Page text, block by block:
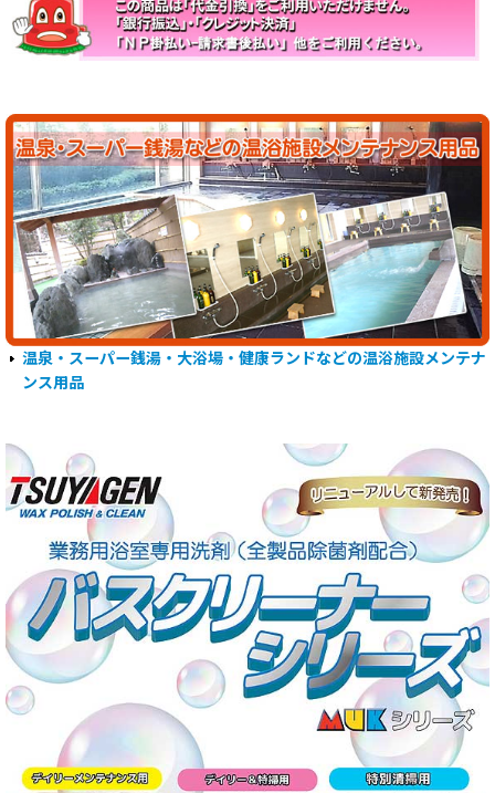
温泉・スーパー銭湯・大浴場・健康ランドなどの温浴施設メンテナ
ンス用品